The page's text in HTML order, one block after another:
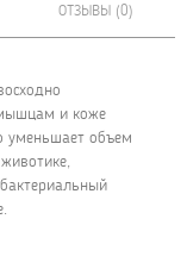
ОТЗЫВЫ (0)
и коже
уменьшает объем